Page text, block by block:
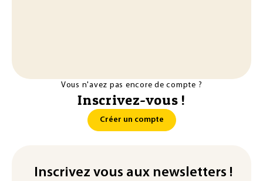
Vous n'avez pas encore de compte ?
Inscrivez-vous !
Créer un compte
Inscrivez vous aux newsletters !